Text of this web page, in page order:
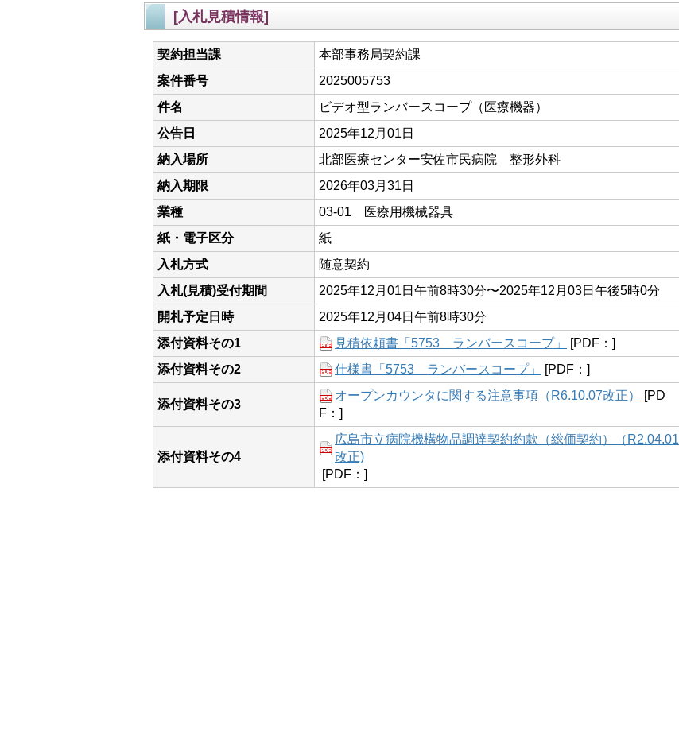
[入札見積情報]
契約担当課
本部事務局契約課
案件番号
2025005753
件名
ビデオ型ランバースコープ（医療機器）
公告日
2025年12月01日
納入場所
北部医療センター安佐市民病院 整形外科
納入期限
2026年03月31日
業種
03-01 医療用機械器具
紙・電子区分
紙
入札方式
随意契約
入札(見積)受付期間
2025年12月01日午前8時30分〜2025年12月03日午後5時0分
開札予定日時
2025年12月04日午前8時30分
添付資料その1
見積依頼書「5753 ランバースコープ」
[PDF：]
添付資料その2
仕様書「5753 ランバースコープ」 [PDF：]
添付資料その3
オープンカウンタに関する注意事項（R6.10.07改正）
[PD
F：]
添付資料その4
広島市立病院機構物品調達契約約款（総価契約）（R2.04.01
改正)
[PDF：]